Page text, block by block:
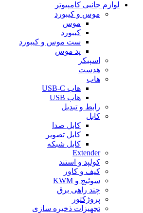
لوازم جانبی کامپیوتر
موس و کیبورد
موس
کیبورد
ست موس و کیبورد
پد موس
اسپیکر
هدست
هاب
هاب USB-C
هاب USB
رابط و تبدیل
کابل
کابل صدا
کابل تصویر
کابل شبکه
Extender
کولپد و استند
کیف و کاور
سوئیچ و KWM
چند راهی برق
پروژکتور
تجهیزات ذخیره سازی